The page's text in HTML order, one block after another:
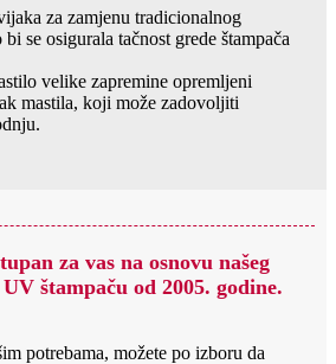
za zamjenu tradicionalnog
se osigurala tačnost grede štampača
velike zapremine opremljeni
mastila, koji može zadovoljiti
za vas na osnovu našeg
štampaču od 2005. godine.
potrebama, možete po izboru da